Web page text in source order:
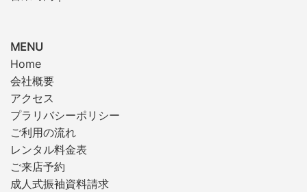
MENU
Home
会社概要
アクセス
プラリバシーポリシー
ご利用の流れ
レンタル料金表
ご来店予約
成人式振袖資料請求